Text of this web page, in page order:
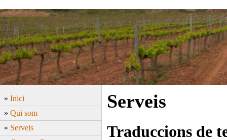
» Inici
» Qui som
» Serveis
Serveis
Traduccions de